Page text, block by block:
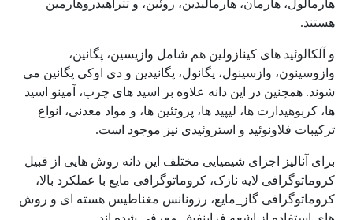
هارمالول، هارمان، هارمالیدین، روئین، و تتراهیدروهارمین
هستند.
و آلکالوئید های کینازولین هم شامل وازیسین، پگانین،
وازوسینون، وازسینول، پگانول، پگانیدین و دی اوکی پگانین می
شوند. همچنین در این دانه علاوه بر اسید های چرب، آمینو اسید
ها، کربوهیدارت ها، لیپید ها، پروتئین ها، و مواد معدنی، انواع
ترکیبات فلاونوئید و استروئیدی نیز موجود است.
برای آنالیز اجزای شیمیایی مختلف این دانه روش هایی از قبیل
کروماتوگرافی لایه نازک، کروماتوگرافی مایع با عملکرد بالا،
کروماتوگرافی گاز_مایع، رزونانس مغناطیس هسته ای و روش